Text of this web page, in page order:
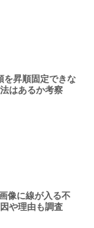
を昇順固定できな
はあるか考察
像に線が入る不
や理由も調査